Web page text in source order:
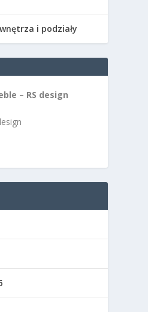
i podziały
– RS design